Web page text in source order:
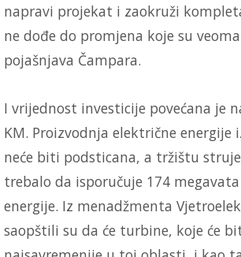
napravi projekat i zaokruži
ne dođe do promjena koje su
pojašnjava Čampara.
I vrijednost investicije povećana je
KM. Proizvodnja električne energije
neće biti podsticana, a tržištu
trebalo da isporučuje 174
energije. Iz menadžmenta
saopštili su da će turbine, koje će